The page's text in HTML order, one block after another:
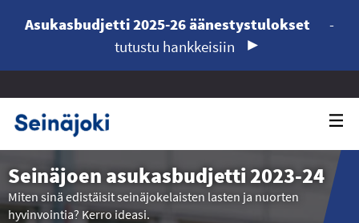
Asukasbudjetti 2025-26 äänestystulokset
-
tutustu hankkeisiin
Seinäjoen asukasbudjetti 2023-24
Miten sinä edistäisit seinäjokelaisten lasten ja nuorten
hyvinvointia? Kerro ideasi.